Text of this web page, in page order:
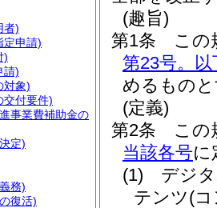
(趣旨)
第1条
この
第23号。
めるもの
(定義)
第2条
この
当該各号に
(1)
デジ
テンツ(
者)
定申請)
)
請)
対象)
交付要件)
事業費補助金の
定)
務)
復活)